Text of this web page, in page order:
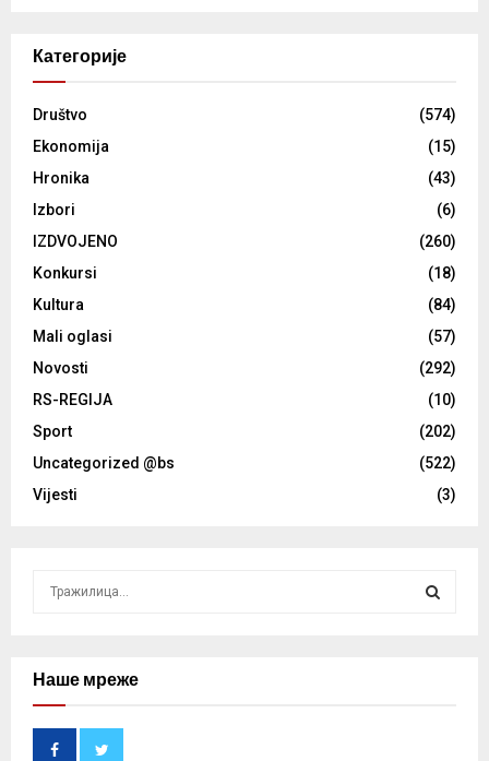
Категорије
Društvo
(574)
Ekonomija
(15)
Hronika
(43)
Izbori
(6)
IZDVOJENO
(260)
Konkursi
(18)
Kultura
(84)
Mali oglasi
(57)
Novosti
(292)
RS-REGIJA
(10)
Sport
(202)
Uncategorized @bs
(522)
Vijesti
(3)
cНаше мреже